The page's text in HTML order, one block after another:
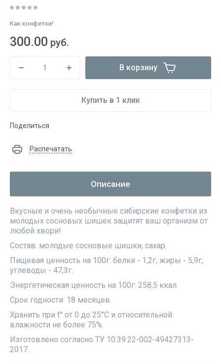
Как конфетки!
300.00 руб.
В корзину
Купить в 1 клик
Поделиться
Распечатать
Описание
Вкусные и очень необычные сибирские конфетки из
молодых сосновых шишек защитят ваш организм от
любой хвори!
Состав: молодые сосновые шишки, сахар.
Пищевая ценность на 100г: белки - 1,2г, жиры - 5,9г,
углеводы - 47,3г.
Энергетическая ценность на 100г: 258,5 ккал.
Срок годности: 18 месяцев.
Хранить при t° от 0 до 25°С и относительной
влажности не более 75%.
Изготовлено согласно ТУ 10.39.22-002-49427313-
2017.